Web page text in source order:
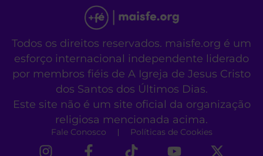
Todos os direitos reservados. maisfe.org é um
esforço internacional independente liderado
por membros fiéis de A Igreja de Jesus Cristo
dos Santos dos Últimos Dias.
Este site não é um site oficial da organização
religiosa mencionada acima.
Fale Conosco Políticas de Cookies